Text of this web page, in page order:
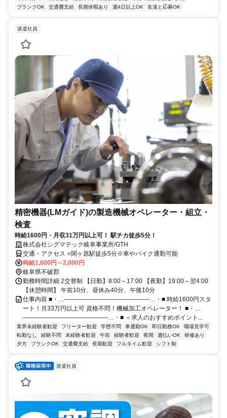
ブランクOK
交通費支給 長期休暇あり 週4日以上OK 友達と応募OK
派遣社員
精密機器(LMガイド)の製造機械オペレーター・組立・
検査
時給1600円・月収31万円以上可！ 駅チカ徒歩5分！
株式会社シグマテック岐阜事業所/GTH
交通・アクセス ⭐関ヶ原駅徒歩5分※車やバイク通勤可能
時給1,600円～2,000円
岐阜県不破郡
勤務時間詳細 2交替制 【日勤】8:00～17:00 【夜勤】19:00～翌4:00
【休憩時間】 午前10分、昼休み40分、午後10分
仕事内容 ■・…――――――――――――――…・■ 時給1600円スタ
ート！月33万円以上可 資格不問！機械加工オペレーター！ ■・…
――――――――――――――…・■ ＜求人のおすすめポイント...
業界未経験者歓迎 フリーター歓迎 学歴不問 車通勤OK 即日勤務OK
職場見学可
転勤なし
経験不問 未経験者歓迎 午前 経験者歓迎 夜間 週払いOK
研修あり
夕方
ブランクOK 交通費支給 長期歓迎 フルタイム歓迎 シフト制
派遣社員